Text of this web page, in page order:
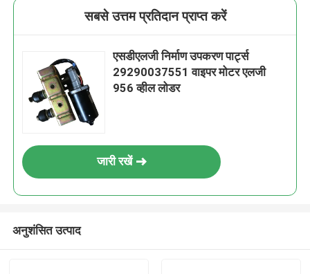
सबसे उत्तम प्रतिदान प्राप्त करें
एसडीएलजी निर्माण उपकरण पार्ट्स
29290037551 वाइपर मोटर एलजी
956 व्हील लोडर
जारी रखें
अनुशंसित उत्पाद